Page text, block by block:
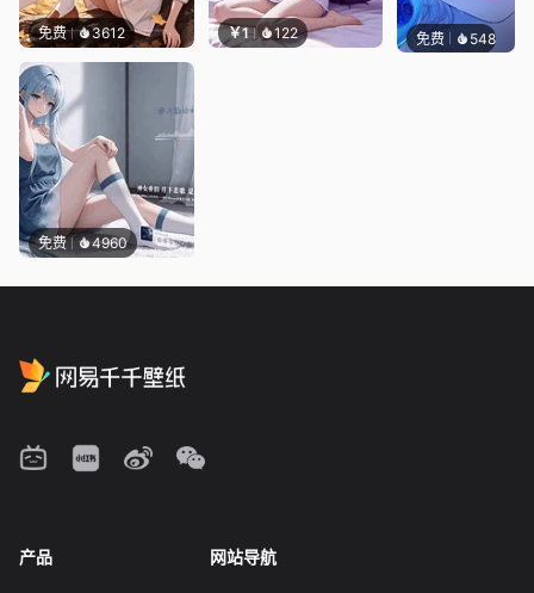
免费 3612 ￥1 122
免费 4960
免费 548辰东
产品 网站导航